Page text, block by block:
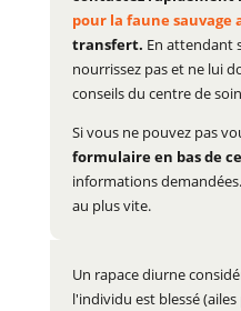
pour la faune sauvage
transfert. En attendant
nourrissez pas et ne lui
conseils du centre de
Si vous ne pouvez pas
formulaire en bas de
informations
au plus vite.
Un rapace diurne
l'individu est blessé